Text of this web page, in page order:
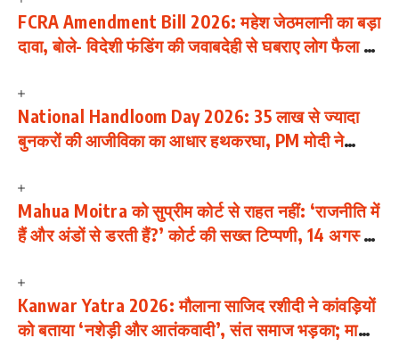
FCRA Amendment Bill 2026: महेश जेठमलानी का बड़ा
दावा, बोले- विदेशी फंडिंग की जवाबदेही से घबराए लोग फैला रहे
National Handloom Day 2026: 35 लाख से ज्यादा
बुनकरों की आजीविका का आधार हथकरघा, PM मोदी ने
Mahua Moitra को सुप्रीम कोर्ट से राहत नहीं: ‘राजनीति में
हैं और अंडों से डरती हैं?’ कोर्ट की सख्त टिप्पणी, 14 अगस्त
Kanwar Yatra 2026: मौलाना साजिद रशीदी ने कांवड़ियों
को बताया ‘नशेड़ी और आतंकवादी’, संत समाज भड़का; माफी